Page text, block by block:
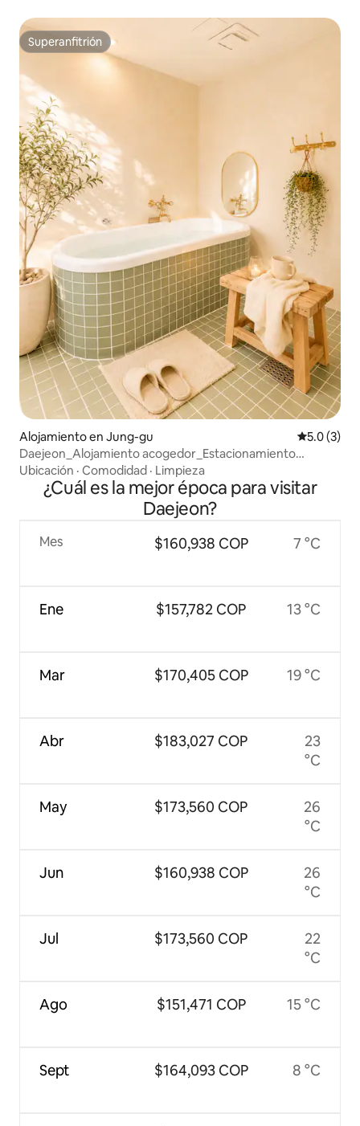
Superanfitrión
Superanfitrión
Alojamiento en Jung-gu
5.0 (3)
Daejeon_Alojamiento acogedor_Estacionamiento
gratuito_Bañera_3 km de Seongsimdang
Ubicación · Comodidad · Limpieza
¿Cuál es la mejor época para visitar
Daejeon?
Mes
Ene
Mar
Abr
May
Jun
Jul
Ago
Sept
$160,938 COP
$157,782 COP
$170,405 COP
$183,027 COP
$173,560 COP
$160,938 COP
$173,560 COP
$151,471 COP
$164,093 COP
7 °C
13 °C
19 °C
23
°C
26
°C
26
°C
22
°C
15 °C
8 °C